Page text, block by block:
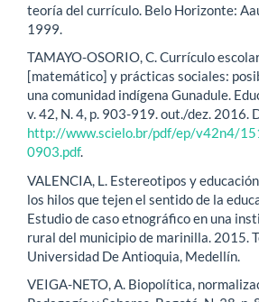
teoría del currículo. Belo Horizonte:
1999.
TAMAYO-OSORIO, C. Currículo
[matemático] y prácticas sociales:
una comunidad indígena Gunadule.
v. 42, N. 4, p. 903-919. out./dez. 2016.
http://www.scielo.br/pdf/ep/v42n4/
0903.pdf.
VALENCIA, L. Estereotipos y
los hilos que tejen el sentido de la
Estudio de caso etnográfico en una
rural del municipio de marinilla. 2015.
Universidad De Antioquia, Medellín.
VEIGA-NETO, A. Biopolítica,